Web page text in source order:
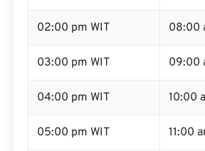
01:00 pm WIT 07:00
02:00 pm WIT 08:00
03:00 pm WIT 09:00
04:00 pm WIT 10:00